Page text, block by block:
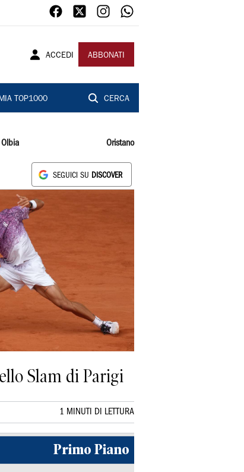
ACCEDI ABBONATI
TOP1000 CERCA
Olbia Oristano
SEGUICI SU DISCOVER
Slam di Parigi
1 MINUTI DI LETTURA
Primo Piano